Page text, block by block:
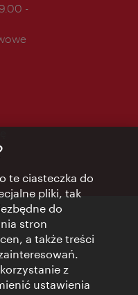
-
te ciasteczka do
pliki, tak
do
stron
a także treści
z
ustawienia